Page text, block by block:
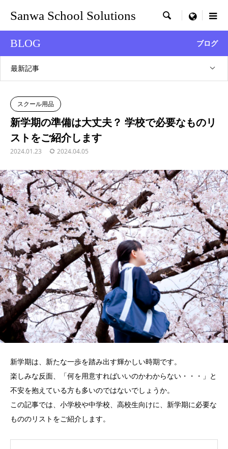
Sanwa School Solutions  menu
BLOG ブログ
最新記事
スクール用品
新学期の準備は大丈夫？ 学校で必要なものリ
ストをご紹介します
2024.01.23 2024.04.05
新学期は、新たな一歩を踏み出す輝かしい時期です。
楽しみな反面、「何を用意すればいいのかわからない・・・」と
不安を抱えている方も多いのではないでしょうか。
この記事では、小学校や中学校、高校生向けに、新学期に必要な
もののリストをご紹介します。